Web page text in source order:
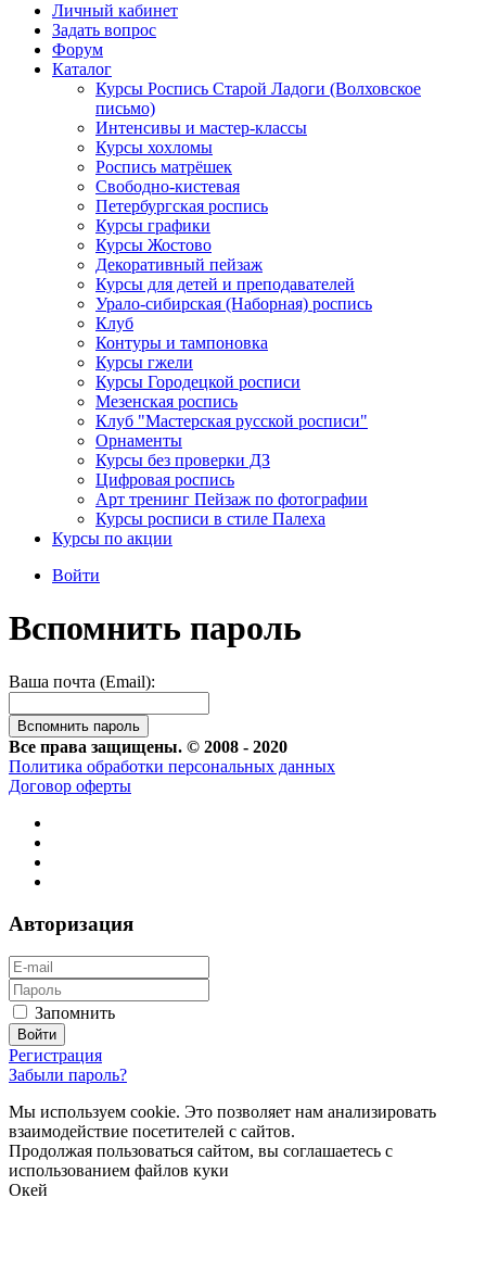
Личный кабинет
Задать вопрос
Форум
Каталог
Курсы Роспись Старой Ладоги (Волховское
письмо)
Интенсивы и мастер-классы
Курсы хохломы
Роспись матрёшек
Свободно-кистевая
Петербургская роспись
Курсы графики
Курсы Жостово
Декоративный пейзаж
Курсы для детей и преподавателей
Урало-сибирская (Наборная) роспись
Клуб
Контуры и тампоновка
Курсы гжели
Курсы Городецкой росписи
Мезенская роспись
Клуб "Мастерская русской росписи"
Орнаменты
Курсы без проверки ДЗ
Цифровая роспись
Арт тренинг Пейзаж по фотографии
Курсы росписи в стиле Палеха
Курсы по акции
Войти
Вспомнить пароль
Ваша почта (Email):
Все права защищены. © 2008 - 2020
Политика обработки персональных данных
Договор оферты
Авторизация
Запомнить
Регистрация
Забыли пароль?
Мы используем cookie. Это позволяет нам анализировать
взаимодействие посетителей с сайтов.
Продолжая пользоваться сайтом, вы соглашаетесь с
использованием файлов куки
Окей